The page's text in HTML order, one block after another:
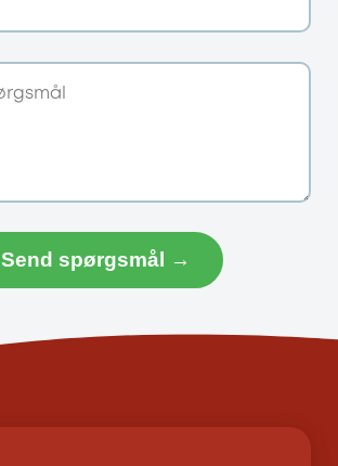
Send spørgsmål →